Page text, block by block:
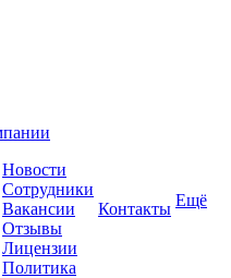
Новости
Сотрудники
Вакансии
Отзывы
Лицензии
Политика
Контакты Ещё